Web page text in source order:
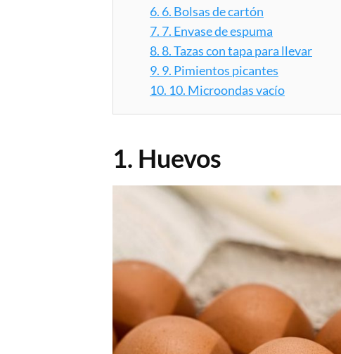
6. 6. Bolsas de cartón
7. 7. Envase de espuma
8.8. Tazas con tapa para llevar
9. 9. Pimientos picantes
10. 10. Microondas vacío
1. Huevos